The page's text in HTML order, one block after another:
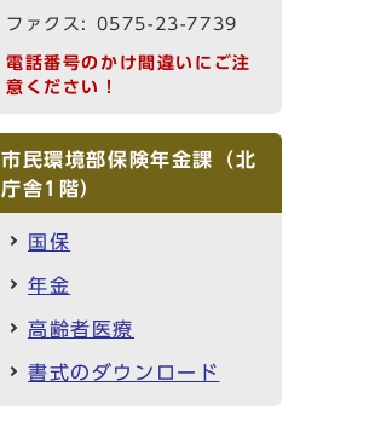
ファクス: 0575-23-7739
電話番号のかけ間違いにご注
意ください！
市民環境部保険年金課（北
庁舎1階）
国保
年金
高齢者医療
書式のダウンロード